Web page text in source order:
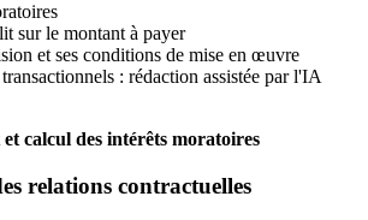
sur le montant à payer
et ses conditions de mise en œuvre
: rédaction assistée par l'IA
calcul des intérêts moratoires
relations contractuelles